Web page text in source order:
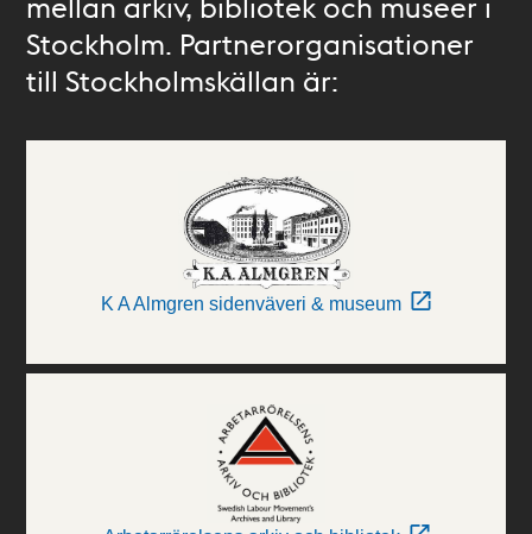
Stockholm. Partnerorganisationer
till Stockholmskällan är:
K A Almgren sidenväveri & museum